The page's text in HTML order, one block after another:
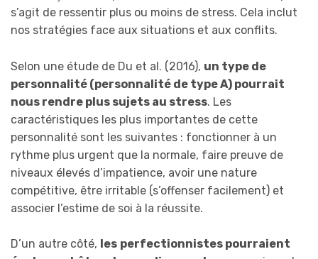
s’agit de ressentir plus ou moins de stress. Cela inclut
nos stratégies face aux situations et aux conflits.
Selon une étude de Du et al. (2016), un type de
personnalité (personnalité de type A) pourrait
nous rendre plus sujets au stress. Les
caractéristiques les plus importantes de cette
personnalité sont les suivantes : fonctionner à un
rythme plus urgent que la normale, faire preuve de
niveaux élevés d’impatience, avoir une nature
compétitive, être irritable (s’offenser facilement) et
associer l’estime de soi à la réussite.
D’un autre côté, les perfectionnistes pourraient